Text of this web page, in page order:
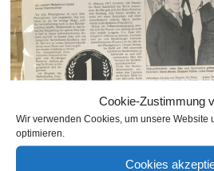
Cookie-Zustimmung
Wir verwenden Cookies, um unsere Website
optimieren.
Cookies